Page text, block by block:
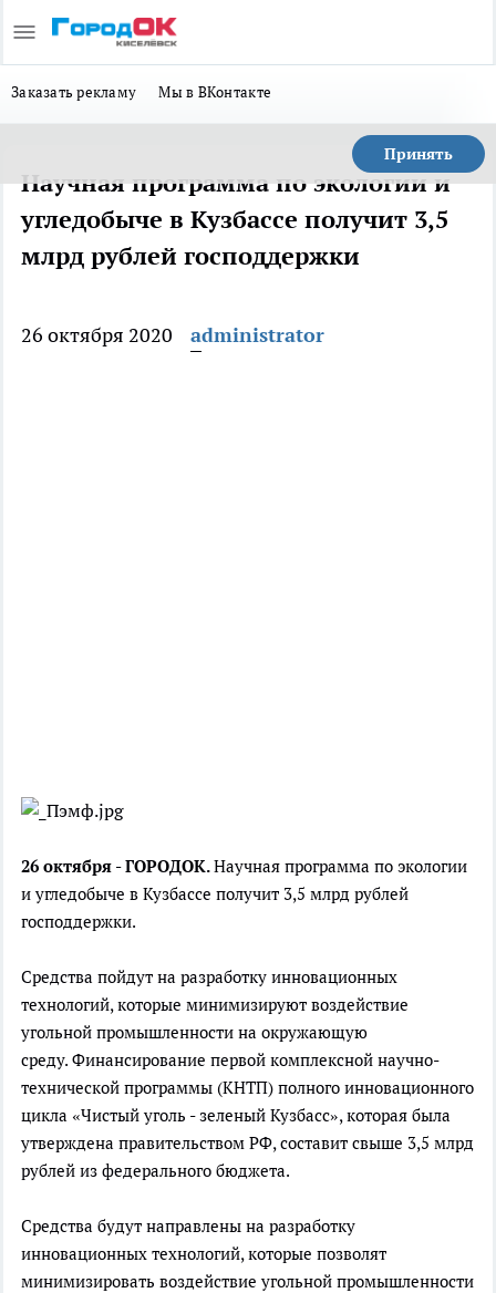
Заказать рекламу Мы в ВКонтакте
Принять
Научная программа по экологии и
угледобыче в Кузбассе получит 3,5
млрд рублей господдержки
26 октября 2020 administrator
26 октября - ГОРОДОК.Научная программа по экологии
и угледобыче в Кузбассе получит 3,5 млрд рублей
господдержки.
Средства пойдут на разработку инновационных
технологий, которые минимизируют воздействие
угольной промышленности на окружающую
среду. Финансирование первой комплексной научно-
технической программы (КНТП) полного инновационного
цикла «Чистый уголь - зеленый Кузбасс», которая была
утверждена правительством РФ, составит свыше 3,5 млрд
рублей из федерального бюджета.
Средства будут направлены на разработку
инновационных технологий, которые позволят
минимизировать воздействие угольной промышленности